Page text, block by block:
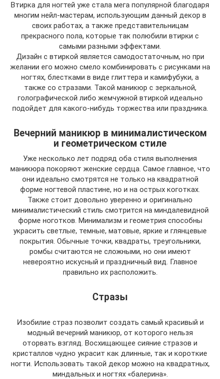
Втирка для ногтей уже стала мега популярной благодаря
многим нейл-мастерам, использующим данный декор в
своих работах, а также представительницам
прекрасного пола, которые так полюбили втирки с
самыми разными эффектами.
Дизайн с втиркой является самодостаточным, но при
желании его можно смело комбинировать с рисунками на
ногтях, блестками в виде глиттера и камифубуки, а
также со стразами. Такой маникюр с зеркальной,
голографической либо жемчужной втиркой идеально
подойдет для какого-нибудь торжества или праздника.
Вечерний маникюр в минималистическом
и геометрическом стиле
Уже несколько лет подряд оба стиля выполнения
маникюра покоряют женские сердца. Самое главное, что
они идеально смотрятся не только на квадратной
форме ногтевой пластине, но и на острых коготках.
Также стоит довольно уверенно и оригинально
минималистический стиль смотрится на миндалевидной
форме ноготков. Минимализм и геометрия способны
украсить светлые, темные, матовые, яркие и глянцевые
покрытия. Обычные точки, квадраты, треугольники,
ромбы считаются не сложными, но они имеют
невероятно искусный и праздничный вид. Главное
правильно их расположить.
Стразы
Изобилие страз позволит создать самый красивый и
модный вечерний маникюр, от которого нельзя
оторвать взгляд. Восхищающее сияние стразов и
кристаллов чудно украсит как длинные, так и короткие
ногти. Использовать такой декор можно на квадратных,
миндальных и ногтях «балерина».